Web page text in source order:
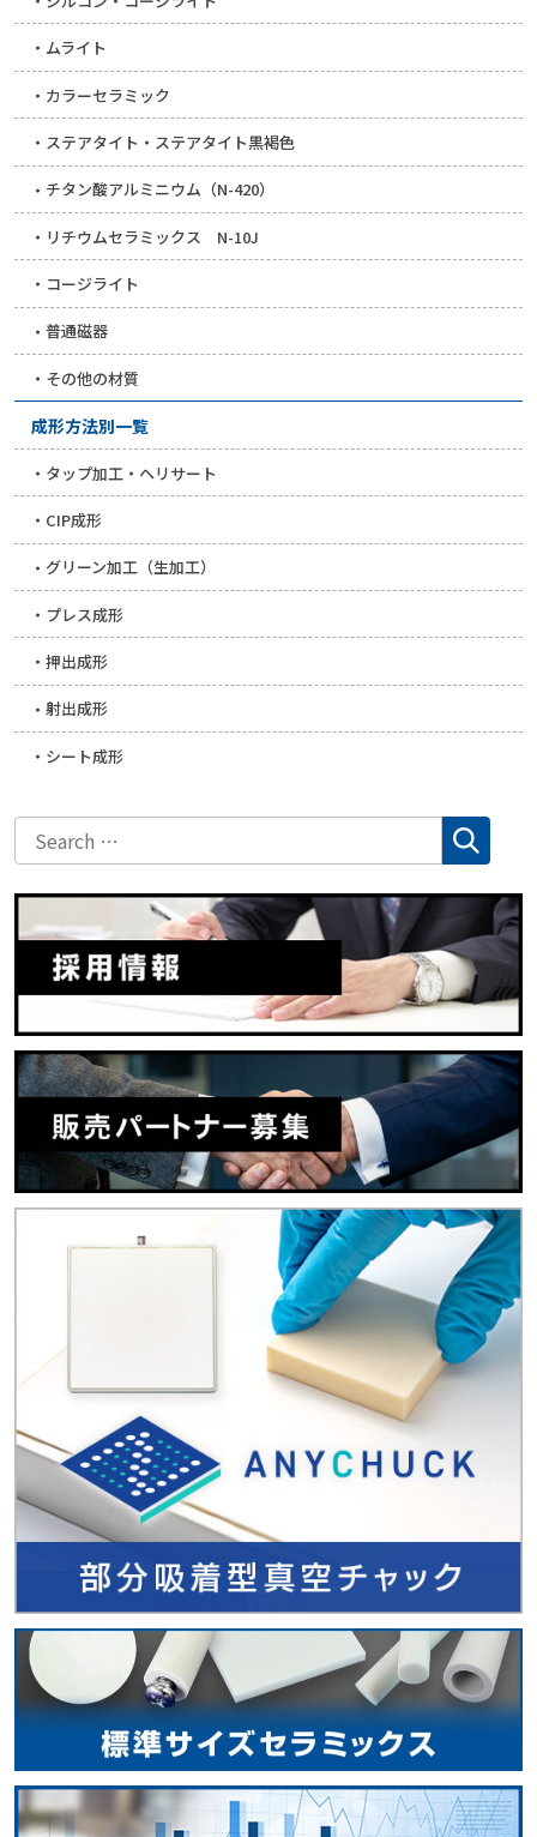
ムライト
カラーセラミック
ステアタイト・ステアタイト黒褐色
チタン酸アルミニウム（N-420）
リチウムセラミックス N-10J
コージライト
普通磁器
その他の材質
成形方法別一覧
タップ加工・ヘリサート
CIP成形
グリーン加工（生加工）
プレス成形
押出成形
射出成形
シート成形